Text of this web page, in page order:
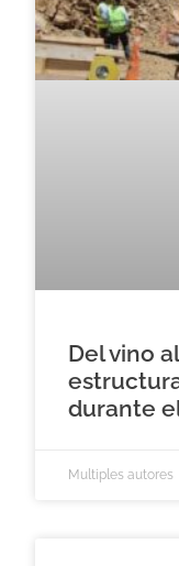
Del vino
durante
Multiples autores